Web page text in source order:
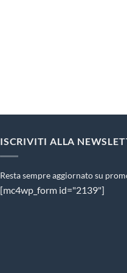
ISCRIVITI ALLA
Resta sempre aggiornato su
[mc4wp_form id="2139"]